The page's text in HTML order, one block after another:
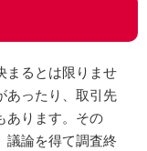
まるとは限りませ
あったり、取引先
あります。その
議論を得て調査終